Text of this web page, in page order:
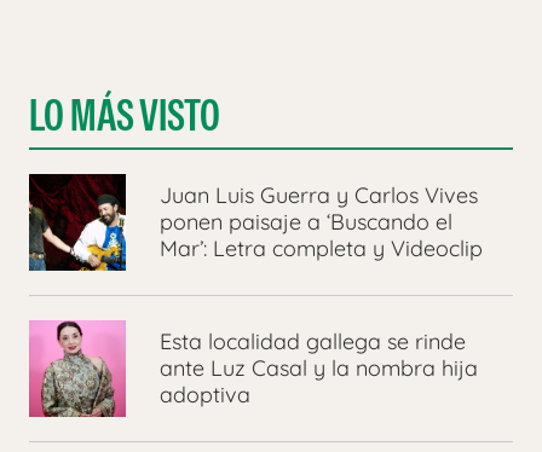
LO MÁS VISTO
Juan Luis Guerra y Carlos Vives
ponen paisaje a ‘Buscando el
Mar’: Letra completa y Videoclip
Esta localidad gallega se rinde
ante Luz Casal y la nombra hija
adoptiva